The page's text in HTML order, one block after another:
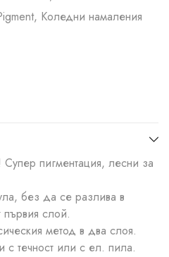
Коледни намаления
Супер пигментация, лесни за
без да се разлива в
първия слой.
метод в два слоя.
течност или с ел. пила.